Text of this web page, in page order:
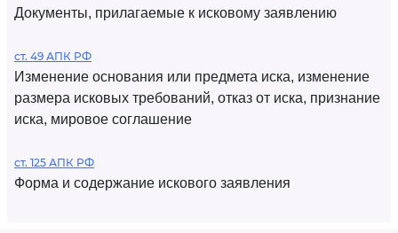
Документы, прилагаемые к исковому заявлению
ст. 49 АПК РФ
Изменение основания или предмета иска, изменение
размера исковых требований, отказ от иска, признание
иска, мировое соглашение
ст. 125 АПК РФ
Форма и содержание искового заявления